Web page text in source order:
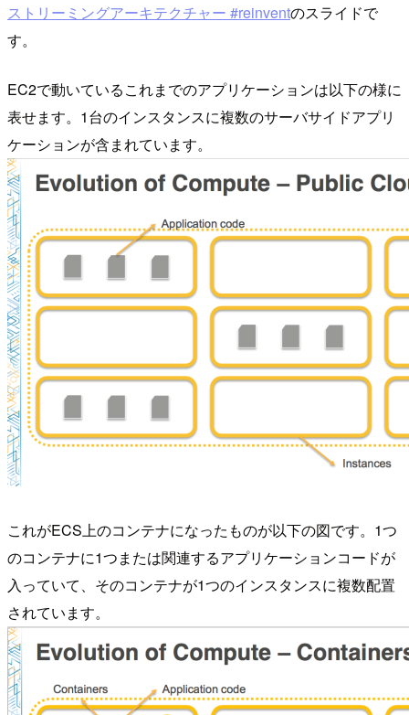
ストリーミングアーキテクチャー #reinventのスライドで
す。
EC2で動いているこれまでのアプリケーションは以下の様に
表せます。1台のインスタンスに複数のサーバサイドアプリ
ケーションが含まれています。
これがECS上のコンテナになったものが以下の図です。1つ
のコンテナに1つまたは関連するアプリケーションコードが
入っていて、そのコンテナが1つのインスタンスに複数配置
されています。